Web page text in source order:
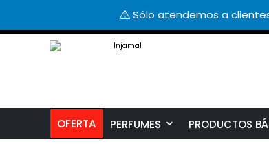
Sólo atendemos a
OFERTA PERFUMES PRODUCTOS